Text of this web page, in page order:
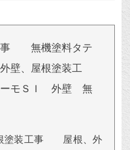
事 無機塗料タテ
壁、屋根塗装工
モＳＩ 外壁 無
塗装工事 屋根、外